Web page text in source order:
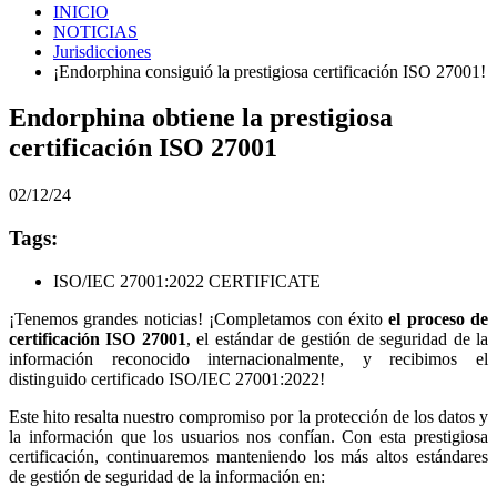
INICIO
NOTICIAS
Jurisdicciones
¡Endorphina consiguió la prestigiosa certificación ISO 27001!
Endorphina obtiene la prestigiosa
certificación ISO 27001
02/12/24
Tags:
ISO/IEC 27001:2022 CERTIFICATE
¡Tenemos grandes noticias! ¡Completamos con éxitoel proceso de
certificación ISO 27001, el estándar de gestión de seguridad de la
información reconocido internacionalmente, y recibimos el
distinguido certificado ISO/IEC 27001:2022!
Este hito resalta nuestro compromiso por la protección de los datos y
la información que los usuarios nos confían. Con esta prestigiosa
certificación, continuaremos manteniendo los más altos estándares
de gestión de seguridad de la información en: